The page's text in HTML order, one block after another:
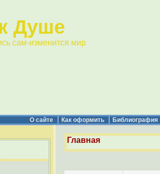
Душе
сам-изменится мир
О сайте Как оформить Библиография
Главная